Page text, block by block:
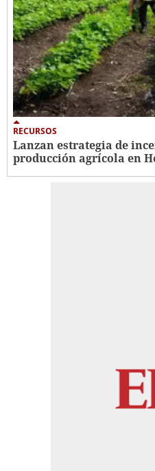
RECURSOS
Lanzan estrategia de
producción agrícola en